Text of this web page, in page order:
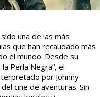
una de las más
que han recaudado más
el mundo. Desde su
Perla Negra”, el
por Johnny
cine de aventuras. Sin